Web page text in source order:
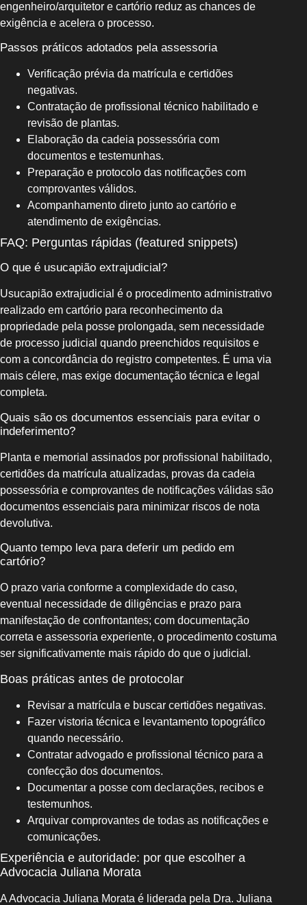
engenheiro/arquitetor e cartório reduz as chances de
exigência e acelera o processo.
Passos práticos adotados pela assessoria
Verificação prévia da matrícula e certidões
negativas.
Contratação de profissional técnico habilitado e
revisão de plantas.
Elaboração da cadeia possessória com
documentos e testemunhas.
Preparação e protocolo das notificações com
comprovantes válidos.
Acompanhamento direto junto ao cartório e
atendimento de exigências.
FAQ: Perguntas rápidas (featured snippets)
O que é usucapião extrajudicial?
Usucapião extrajudicial é o procedimento administrativo
realizado em cartório para reconhecimento da
propriedade pela posse prolongada, sem necessidade
de processo judicial quando preenchidos requisitos e
com a concordância do registro competentes. É uma via
mais célere, mas exige documentação técnica e legal
completa.
Quais são os documentos essenciais para evitar o
indeferimento?
Planta e memorial assinados por profissional habilitado,
certidões da matrícula atualizadas, provas da cadeia
possessória e comprovantes de notificações válidas são
documentos essenciais para minimizar riscos de nota
devolutiva.
Quanto tempo leva para deferir um pedido em
cartório?
O prazo varia conforme a complexidade do caso,
eventual necessidade de diligências e prazo para
manifestação de confrontantes; com documentação
correta e assessoria experiente, o procedimento costuma
ser significativamente mais rápido do que o judicial.
Boas práticas antes de protocolar
Revisar a matrícula e buscar certidões negativas.
Fazer vistoria técnica e levantamento topográfico
quando necessário.
Contratar advogado e profissional técnico para a
confecção dos documentos.
Documentar a posse com declarações, recibos e
testemunhos.
Arquivar comprovantes de todas as notificações e
comunicações.
Experiência e autoridade: por que escolher a
Advocacia Juliana Morata
A Advocacia Juliana Morata é liderada pela Dra. Juliana